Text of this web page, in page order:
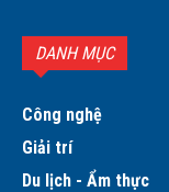
DANH MỤC
Công nghệ
Giải trí
Du lịch - Ẩm thực